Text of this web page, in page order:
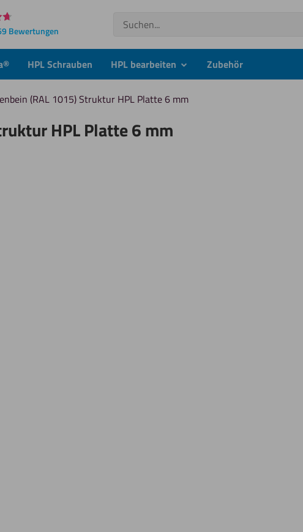
Bewertungen
Suchen
HPL Schrauben HPL bearbeiten submenuZubehör
(RAL 1015) Struktur HPL Platte 6 mm
HPL Platte 6 mm